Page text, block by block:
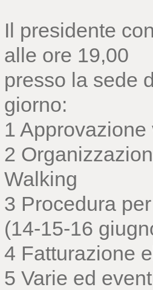
Il presidente
alle ore 19,00
presso la sede
giorno:
1
2
Walking
3 Procedura
(14-15-16
4 Fatturazione
5 Varie ed